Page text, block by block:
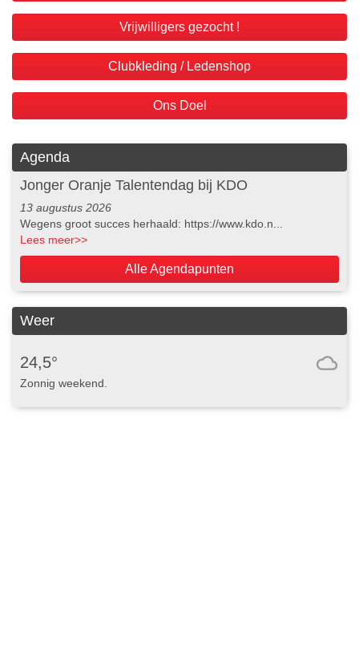
Vrijwilligers gezocht !
Clubkleding / Ledenshop
Ons Doel
Agenda
Jonger Oranje Talentendag bij KDO
13 augustus 2026
Wegens groot succes herhaald: https://www.kdo.n...
Lees meer>>
Alle Agendapunten
Weer
24,5°
Zonnig weekend